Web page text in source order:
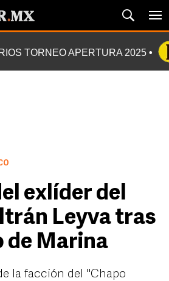
TORNEO APERTURA 2025
exlíder del
Leyva tras
de Marina
la facción del "Chapo